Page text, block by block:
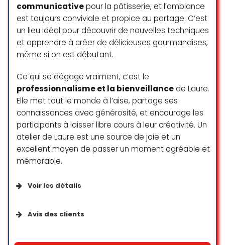
communicativepour la pâtisserie, et l’ambiance
est toujours conviviale et propice au partage. C’est
un lieu idéal pour découvrir de nouvelles techniques
et apprendre à créer de délicieuses gourmandises,
même si on est débutant.
Ce qui se dégage vraiment, c’est le
professionnalisme et la bienveillancede Laure.
Elle met tout le monde à l’aise, partage ses
connaissances avec générosité, et encourage les
participants à laisser libre cours à leur créativité. Un
atelier de Laure est une source de joie et un
excellent moyen de passer un moment agréable et
mémorable.
Voir les détails
Avis des clients